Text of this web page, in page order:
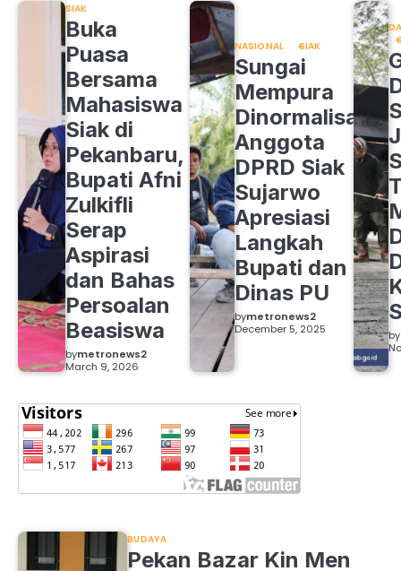
SIAK
Buka
Puasa
Bersama
Mahasiswa
Siak di
Pekanbaru,
Bupati Afni
Zulkifli
Serap
Aspirasi
dan Bahas
Persoalan
Beasiswa
bymetronews2
March 9, 2026
NASIONAL SIAK
Sungai
Mempura
Dinormalisasi,
Anggota
DPRD Siak
Sujarwo
Apresiasi
Langkah
Bupati dan
Dinas PU
bymetronews2
December 5, 2025
by
BUDAYA
Pekan Bazar Kin Men